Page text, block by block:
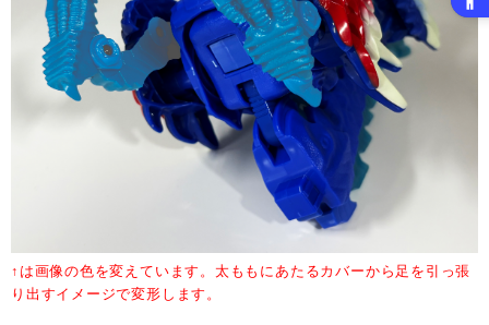
↑は画像の色を変えています。太ももにあたるカバーから足を引っ張
り出すイメージで変形します。